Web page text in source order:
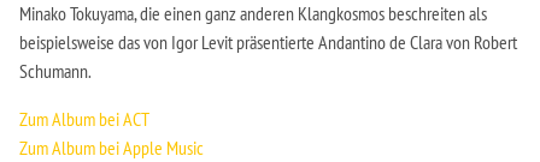
Minako Tokuyama, die einen ganz anderen Klangkosmos beschreiten als
beispielsweise das von Igor Levit präsentierte Andantino de Clara von Robert
Schumann.
Zum Album bei ACT
Zum Album bei Apple Music